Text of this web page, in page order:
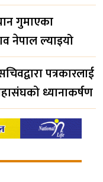
गुमाएका
नेपाल ल्याइयो
पत्रकारलाई
ध्यानाकर्षण